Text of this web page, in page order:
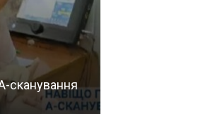
сканування